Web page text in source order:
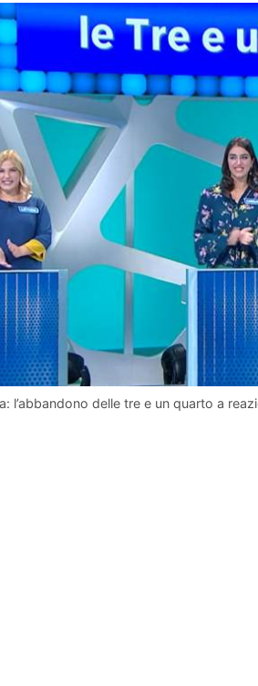
l’abbandono delle tre e un quarto a